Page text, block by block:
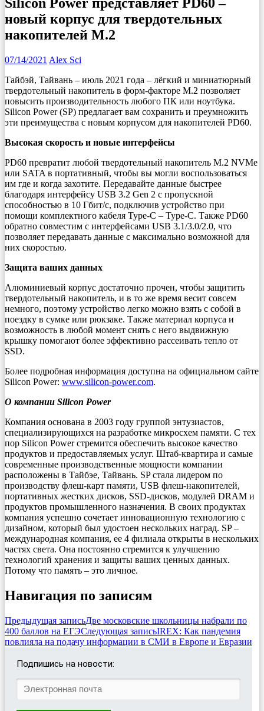
новый корпус для твердотельных
накопителей M.2
07/14/2021 Alex Sci
Тайбэй, Тайвань – июль 2021 года – лёгкий и миниатюрный
твердотельный накопитель в форм-факторе M.2 позволяет
повысить производительность любого ПК или ноутбука.
Silicon Power (SP) предлагает вам сохранить и преумножить
эти преимущества с новым корпусом для накопителей PD60.
Высокая скорость и новые интерфейсы
PD60 превратит любой твердотельный накопитель M.2 NVMe
или SATA в портативный, чтобы вы могли воспользоваться
им где и когда захотите. Передавайте данные быстрее
благодаря интерфейсу USB 3.2 Gen 2 с пропускной
способностью в 10 Гбит/с, подключив устройство при
помощи комплектного кабеля Type-C – Type-C. Также PD60
обратно совместим с интерфейсами USB 3.1/3.0/2.0, что
позволяет передавать данные с максимально возможной для
них скоростью.
Защита ваших данных
Алюминиевый корпус достаточно прочен, чтобы защитить
твердотельный накопитель, и в то же время весит совсем
немного, поэтому устройство легко можно взять с собой в
поездку в сумке или рюкзаке. Также материал корпуса и
возможность в любой момент снять с него выдвижную
крышку помогают более эффективно рассеивать тепло от
SSD.
Более подробная информация доступна на официальном сайте
Silicon Power: www.silicon-power.com.
О компании Silicon Power
Компания основана в 2003 году группой энтузиастов,
специализирующихся на разработке микросхем памяти. С тех
пор Silicon Power стремится обеспечить высокое качество
продуктов и предоставляемых услуг. Штаб-квартира и самые
современные производственные мощности компании
расположены в Тайбэе, Тайвань. SP стала лидером по
производству флеш-карт памяти, USB флеш-накопителей,
портативных жестких дисков, SSD-дисков, модулей DRAM и
продуктов промышленного назначения. В своих продуктах
компания успешно сочетает инновационную технологию с
дизайном, который был удостоен нескольких наград. SP –
международная компания, ее 4 филиала открыты в нескольких
частях света. Она постоянно стремится к улучшению
технологий хранения и защиты ваших ценных данных.
Потому что память – это личное.
Навигация по записям
Предыдущая записьДве московские школьницы набрали по
400 баллов на ЕГЭСледующая записьIREX: Как пандемия
повлияла на подачу информации в СМИ в Европе и Евразии
Подпишись на новости: